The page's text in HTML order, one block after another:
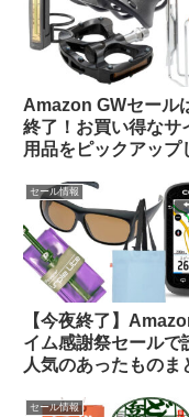
Amazon GWセール
終了！お買い得なサ
用品をピックアップ
セール情報
【今夜終了】
イム感謝祭セールで
人気のあったものま
セール情報